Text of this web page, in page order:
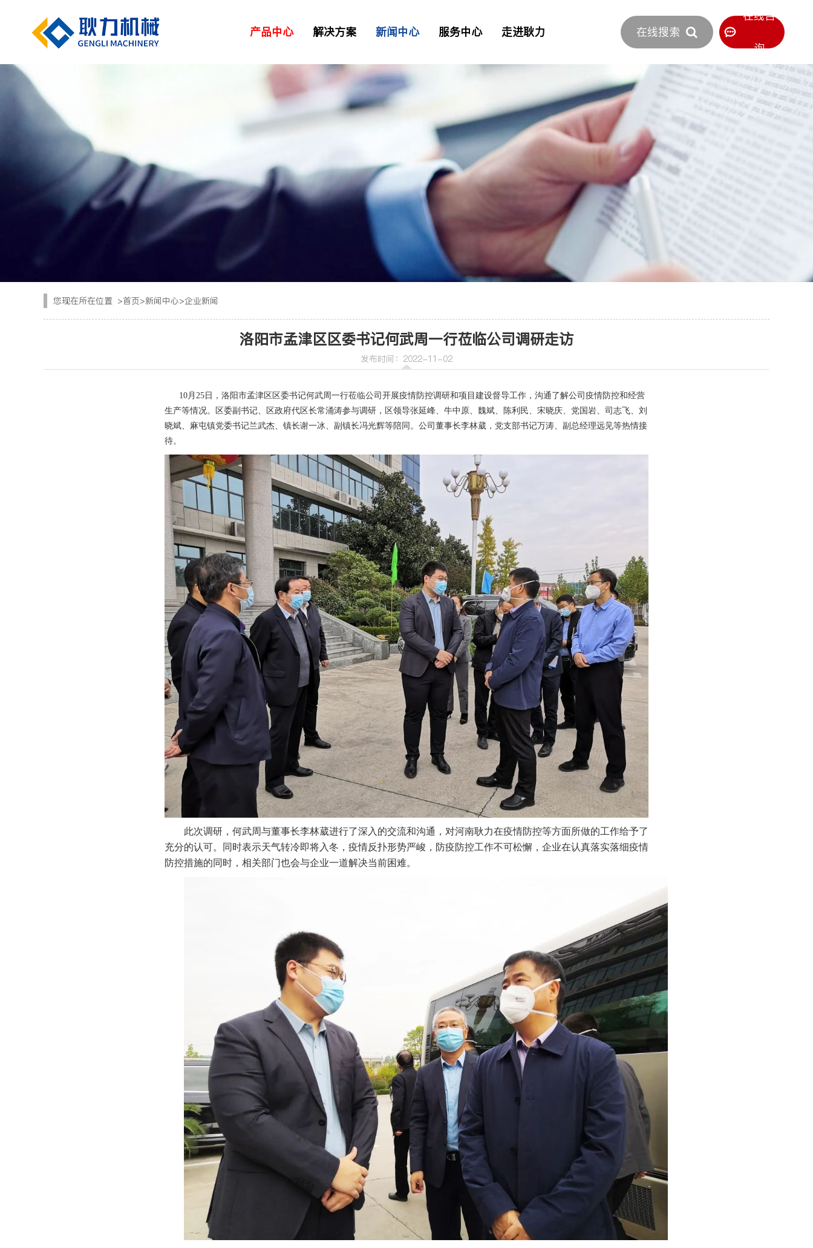
产品中心
产品设备 二衬台车 正品配件
矿用设备 UPS-20JTB混凝土喷射车
UPS-15JT矿用混凝土喷射车
SPB9-T 湿式混凝土喷射机
CYTJ76矿用掘进台车
GKF-60W矿用辅助喷射机械手
JSY-150矿用搅拌机
SPB8湿式混凝土喷射机
查看更多
湿喷设备
注浆设备
400-886-0516
解决方案
> 路桥
> 隧道
> 地下管廊
新闻中心
> 企业新闻
> 行业资讯
> 专题报道
服务中心
> 服务网络
> 常见问题
> 客户培训
> 我要报修
走进耿力
> 荣誉资质
> 工业园区
> 联系我们
在线搜索
在线咨
询
您现在所在位置 >首页>新闻中心>企业新闻
洛阳市孟津区区委书记何武周一行莅临公司调研走访
发布时间：2022-11-02
10月25日，洛阳市孟津区区委书记何武周一行莅临公司开展疫情防控调研和项目建设督导工作，沟通了解公司疫情防控和经营
生产等情况。区委副书记、区政府代区长常涌涛参与调研，区领导张延峰、牛中原、魏斌、陈利民、宋晓庆、党国岩、司志飞、刘
晓斌、麻屯镇党委书记兰武杰、镇长谢一冰、副镇长冯光辉等陪同。公司董事长李林葳，党支部书记万涛、副总经理远见等热情接
待。
此次调研，何武周与董事长李林葳进行了深入的交流和沟通，对河南耿力在疫情防控等方面所做的工作给予了
充分的认可。同时表示天气转冷即将入冬，疫情反扑形势严峻，防疫防控工作不可松懈，企业在认真落实落细疫情
防控措施的同时，相关部门也会与企业一道解决当前困难。